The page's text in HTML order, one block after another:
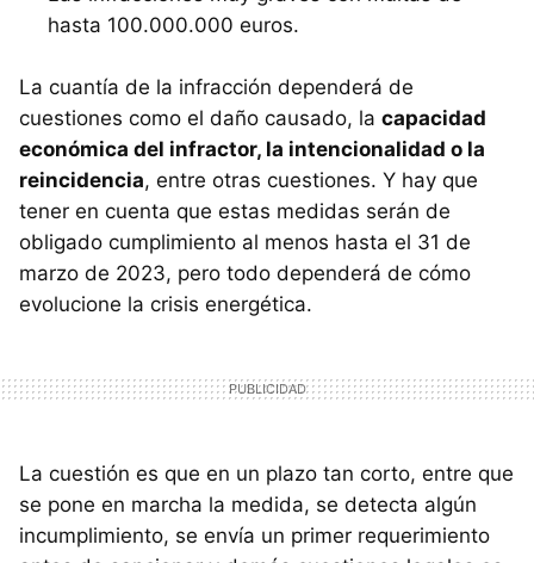
hasta 100.000.000 euros.
La cuantía de la infracción dependerá de
cuestiones como el daño causado, la capacidad
económica del infractor, la intencionalidad o la
reincidencia, entre otras cuestiones. Y hay que
tener en cuenta que estas medidas serán de
obligado cumplimiento al menos hasta el 31 de
marzo de 2023, pero todo dependerá de cómo
evolucione la crisis energética.
La cuestión es que en un plazo tan corto, entre que
se pone en marcha la medida, se detecta algún
incumplimiento, se envía un primer requerimiento